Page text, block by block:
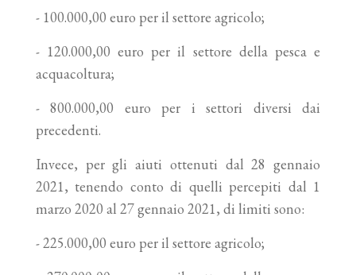
- 100.000,00 euro per il settore agricolo;
- 120.000,00 euro per il settore della pesca e
acquacoltura;
- 800.000,00 euro per i settori diversi dai
precedenti.
Invece, per gli aiuti ottenuti dal 28 gennaio
2021, tenendo conto di quelli percepiti dal 1
marzo 2020 al 27 gennaio 2021, di limiti sono:
- 225.000,00 euro per il settore agricolo;